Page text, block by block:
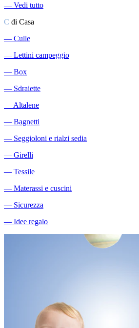
― Vedi tutto
C di Casa
― Culle
― Lettini campeggio
― Box
― Sdraiette
―Altalene
― Bagnetti
― Seggioloni e rialzi sedia
― Girelli
― Tessile
― Materassi e cuscini
― Sicurezza
― Idee regalo